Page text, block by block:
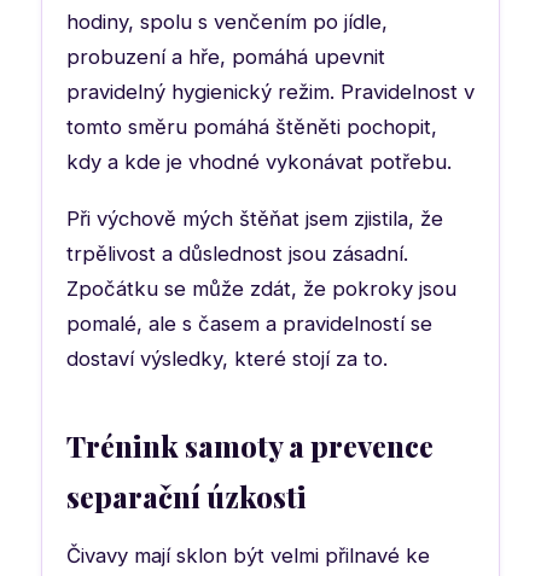
hodiny, spolu s venčením po jídle,
probuzení a hře, pomáhá upevnit
pravidelný hygienický režim. Pravidelnost v
tomto směru pomáhá štěněti pochopit,
kdy a kde je vhodné vykonávat potřebu.
Při výchově mých štěňat jsem zjistila, že
trpělivost a důslednost jsou zásadní.
Zpočátku se může zdát, že pokroky jsou
pomalé, ale s časem a pravidelností se
dostaví výsledky, které stojí za to.
Trénink samoty a prevence
separační úzkosti
Čivavy mají sklon být velmi přilnavé ke